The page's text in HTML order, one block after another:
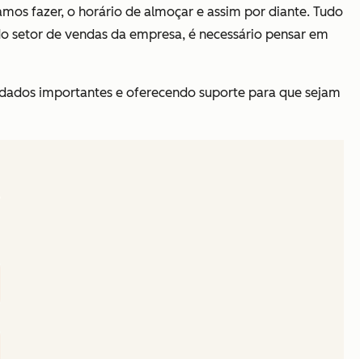
fazer, o horário de almoçar e assim por diante. Tudo
de vendas da empresa, é necessário pensar em
importantes e oferecendo suporte para que sejam